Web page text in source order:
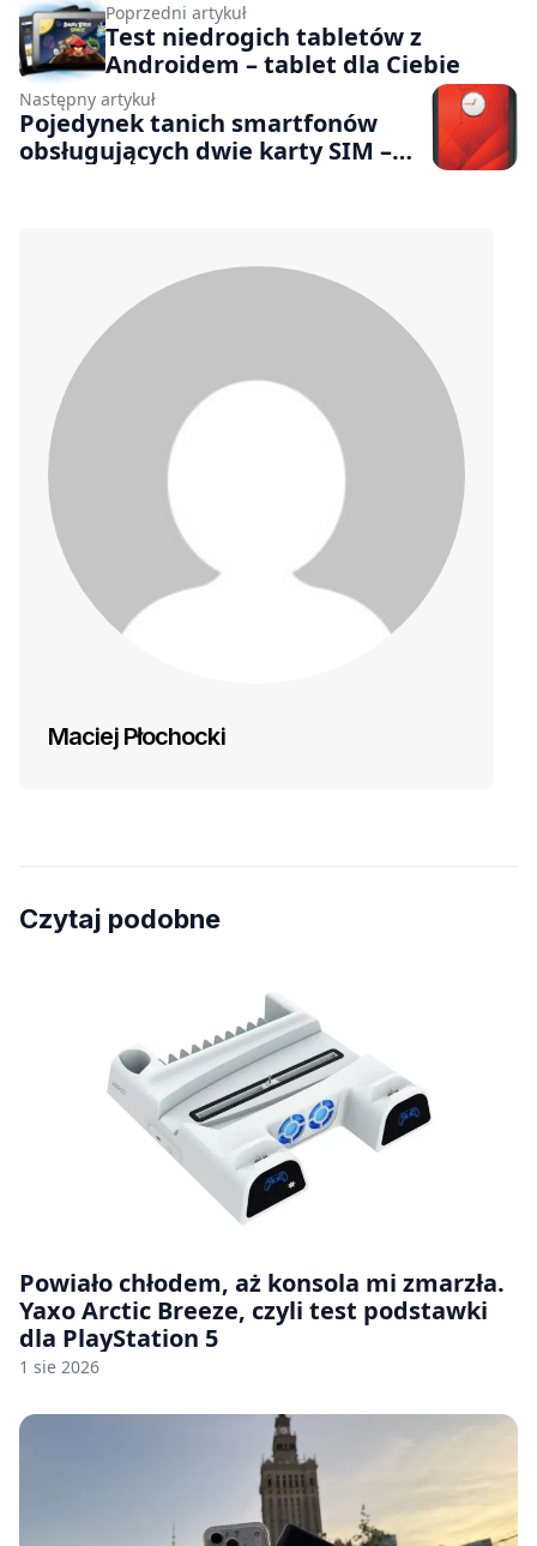
Poprzedni artykuł
Test niedrogich tabletów z
Androidem – tablet dla Ciebie
Następny artykuł
Pojedynek tanich smartfonów
obsługujących dwie karty SIM –
Maciej Płochocki
Czytaj podobne
Powiało chłodem, aż konsola mi zmarzła.
Yaxo Arctic Breeze, czyli test podstawki
dla PlayStation 5
1 sie 2026